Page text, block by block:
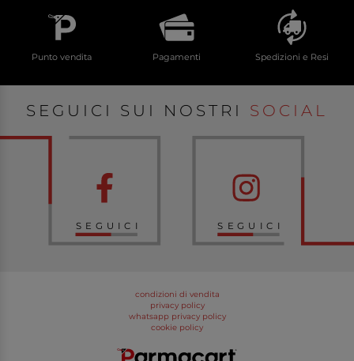
Punto vendita Pagamenti Spedizioni e Resi
SEGUICI SUI NOSTRI SOCIAL
SEGUICI SEGUICI
condizioni di vendita
privacy policy
whatsapp privacy policy
cookie policy